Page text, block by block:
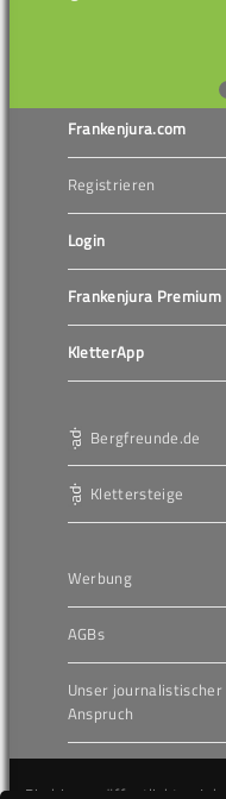
Frankenjura.com
Registrieren
Login
Frankenjura Premium
KletterApp
Bergfreunde.de
Klettersteige
Werbung
AGBs
Unser journalistischer
Anspruch
Die hier veröffentlichten